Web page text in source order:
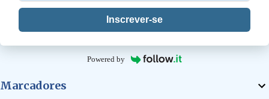
Inscrever-se
Powered by
Marcadores